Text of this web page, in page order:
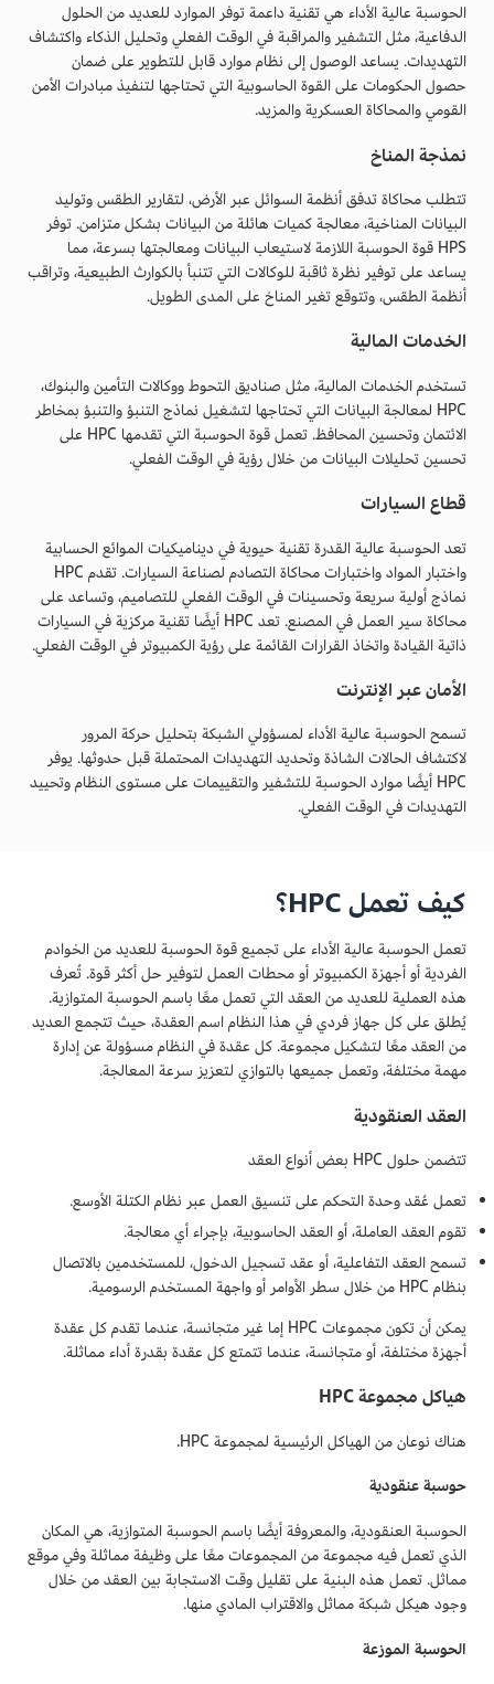
الحوسبة عالية الأداء هي تقنية داعمة توفر الموارد للعديد من الحلول
الدفاعية، مثل التشفير والمراقبة في الوقت الفعلي وتحليل الذكاء واكتشاف
التهديدات. يساعد الوصول إلى نظام موارد قابل للتطوير على ضمان
حصول الحكومات على القوة الحاسوبية التي تحتاجها لتنفيذ مبادرات الأمن
القومي والمحاكاة العسكرية والمزيد.
نمذجة المناخ
تتطلب محاكاة تدفق أنظمة السوائل عبر الأرض، لتقارير الطقس وتوليد
البيانات المناخية، معالجة كميات هائلة من البيانات بشكل متزامن. توفر
HPS قوة الحوسبة اللازمة لاستيعاب البيانات ومعالجتها بسرعة، مما
يساعد على توفير نظرة ثاقبة للوكالات التي تتنبأ بالكوارث الطبيعية، وتراقب
أنظمة الطقس، وتتوقع تغير المناخ على المدى الطويل.
الخدمات المالية
تستخدم الخدمات المالية، مثل صناديق التحوط ووكالات التأمين والبنوك،
HPC لمعالجة البيانات التي تحتاجها لتشغيل نماذج التنبؤ والتنبؤ بمخاطر
الائتمان وتحسين المحافظ. تعمل قوة الحوسبة التي تقدمها HPC على
تحسين تحليلات البيانات من خلال رؤية في الوقت الفعلي.
قطاع السيارات
تعد الحوسبة عالية القدرة تقنية حيوية في ديناميكيات الموائع الحسابية
واختبار المواد واختبارات محاكاة التصادم لصناعة السيارات. تقدم HPC
نماذج أولية سريعة وتحسينات في الوقت الفعلي للتصاميم، وتساعد على
محاكاة سير العمل في المصنع. تعد HPC أيضًا تقنية مركزية في السيارات
ذاتية القيادة واتخاذ القرارات القائمة على رؤية الكمبيوتر في الوقت الفعلي.
الأمان عبر الإنترنت
تسمح الحوسبة عالية الأداء لمسؤولي الشبكة بتحليل حركة المرور
لاكتشاف الحالات الشاذة وتحديد التهديدات المحتملة قبل حدوثها. يوفر
HPC أيضًا موارد الحوسبة للتشفير والتقييمات على مستوى النظام وتحييد
التهديدات في الوقت الفعلي.
كيف تعمل HPC؟
تعمل الحوسبة عالية الأداء على تجميع قوة الحوسبة للعديد من الخوادم
الفردية أو أجهزة الكمبيوتر أو محطات العمل لتوفير حل أكثر قوة. تُعرف
هذه العملية للعديد من العقد التي تعمل معًا باسم الحوسبة المتوازية.
يُطلق على كل جهاز فردي في هذا النظام اسم العقدة، حيث تتجمع العديد
من العقد معًا لتشكيل مجموعة. كل عقدة في النظام مسؤولة عن إدارة
مهمة مختلفة، وتعمل جميعها بالتوازي لتعزيز سرعة المعالجة.
العقد العنقودية
تتضمن حلول HPC بعض أنواع العقد
تعمل عُقد وحدة التحكم على تنسيق العمل عبر نظام الكتلة الأوسع.
تقوم العقد العاملة، أو العقد الحاسوبية، بإجراء أي معالجة.
تسمح العقد التفاعلية، أو عقد تسجيل الدخول، للمستخدمين بالاتصال
بنظام HPC من خلال سطر الأوامر أو واجهة المستخدم الرسومية.
يمكن أن تكون مجموعات HPC إما غير متجانسة، عندما تقدم كل عقدة
أجهزة مختلفة، أو متجانسة، عندما تتمتع كل عقدة بقدرة أداء مماثلة.
هياكل مجموعة HPC
هناك نوعان من الهياكل الرئيسية لمجموعة HPC.
حوسبة عنقودية
الحوسبة العنقودية، والمعروفة أيضًا باسم الحوسبة المتوازية، هي المكان
الذي تعمل فيه مجموعة من المجموعات معًا على وظيفة مماثلة وفي موقع
مماثل. تعمل هذه البنية على تقليل وقت الاستجابة بين العقد من خلال
وجود هيكل شبكة مماثل والاقتراب المادي منها.
الحوسبة الموزعة